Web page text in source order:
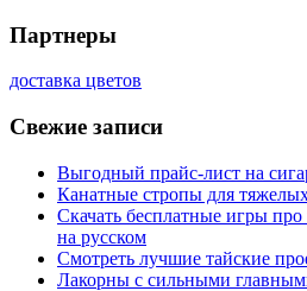
Партнеры
доставка цветов
Свежие записи
Выгодный прайс-лист на
Канатные стропы для
Скачать бесплатные игры
на русском
Смотреть лучшие тайские
Лакорны с сильными